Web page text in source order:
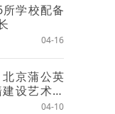
学校配备
04-16
京蒲公英
设艺术共
04-10